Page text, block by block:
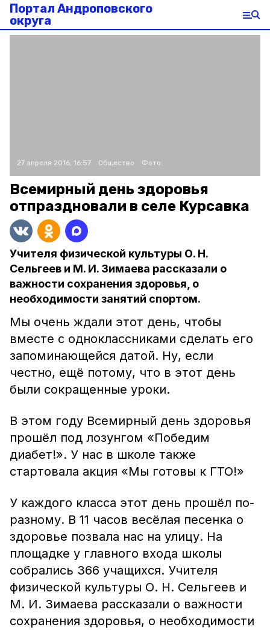
Портал Андроповского
округа
27 апреля 2016, 16:57 Общество Фото:
Всемирный день здоровья
отпраздновали в селе Курсавка
Учителя физической культуры О. Н.
Сельгеев и М. И. Зимаева рассказали о
важности сохранения здоровья, о
необходимости занятий спортом.
Мы очень ждали этот день, чтобы
вместе с одноклассниками сделать его
запоминающейся датой. Ну, если
честно, ещё потому, что в этот день
были сокращенные уроки.
В этом году Всемирный день здоровья
прошёл под лозунгом «Победим
диабет!». У нас в школе также
стартовала акция «Мы готовы к ГТО!»
У каждого класса этот день прошёл по-
разному. В 11 часов весёлая песенка о
здоровье позвала нас на улицу. На
площадке у главного входа школы
собрались 366 учащихся. Учителя
физической культуры О. Н. Сельгеев и
М. И. Зимаева рассказали о важности
сохранения здоровья, о необходимости